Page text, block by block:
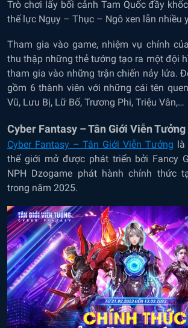
Trò chơi lấy bối cảnh Tam Quốc đầy
thế lực Ngụy – Thục – Ngô xen lẫn nhiều
Tham gia vào game, nhiệm vụ chính
thu thập những thẻ tướng tạo ra một đội
tham gia vào những trận chiến nảy lửa.
gồm 6 thành viên với những cái tên
Vũ, Lưu Bị, Lữ Bố, Trương Phi, Triệu Vân,…
Cyber Fantasy – Tân Giới Viễn Tưởng
Cyber Fantasy – Tân Giới Viễn Tưởng là
thế giới mở được phát triển bởi Fancy
NPH Dzogame phát hành chính thức
trong năm 2025.